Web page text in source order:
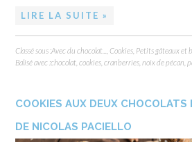
LIRE LA SUITE »
Classé sous :Avec du chocolat... ,Cookies Petits gâteaux et
Balisé avec :chocolat ,cookies ,cranberries ,noix de pécan ,
COOKIES AUX DEUX CHOCOLATS
DE NICOLAS PACIELLO